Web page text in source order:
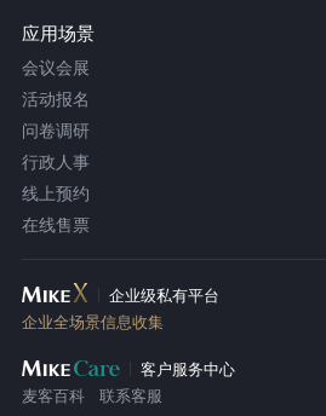
应用场景
会议会展
活动报名
问卷调研
行政人事
线上预约
在线售票
企业级私有平台
企业全场景信息收集
客户服务中心
麦客百科
联系客服